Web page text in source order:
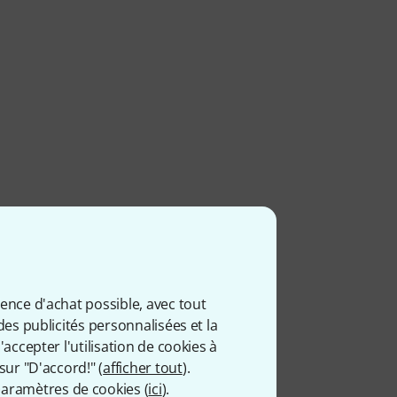
d'achat possible, avec tout
publicités personnalisées et la
l'utilisation de cookies à
"D'accord!" (afficher tout).
de cookies (ici).